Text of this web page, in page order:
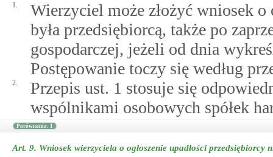
1.
Wierzyciel może złożyć wniosek o
była przedsiębiorcą, także po
gospodarczej, jeżeli od dnia
Postępowanie toczy się według
2.
Przepis ust. 1 stosuje się
wspólnikami osobowych spółek
Porównania: 1
Art. 9. Wniosek wierzyciela o ogłoszenie upadłości przedsiębiorcy